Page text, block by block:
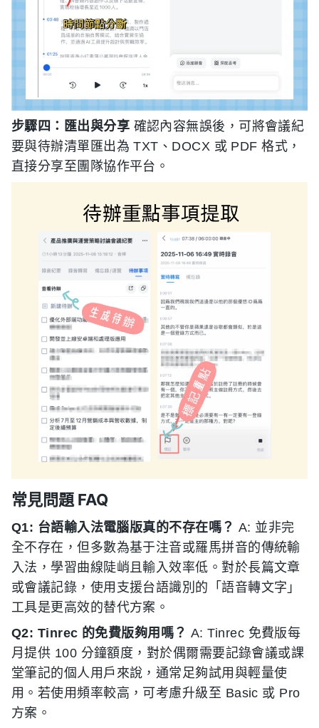
步驟四：匯出與分享 確認內容無誤後，可將會議紀
要與待辦清單匯出為 TXT、DOCX 或 PDF 格式，
直接分享至團隊協作平台。
常見問題 FAQ
Q1: 台語輸入法電腦版真的不存在嗎？ A: 並非完
全不存在，但多數為基于注音或羅馬拼音的傳統輸
入法，學習曲線陡峭且輸入效率低。對於長篇文章
或會議記錄，使用支援台語識別的「語音轉文字」
工具是更高效的替代方案。
Q2: Tinrec 的免費版夠用嗎？ A: Tinrec 免費版每
月提供 100 分鐘額度，對於偶爾需要記錄會議或課
堂筆記的個人用戶來說，通常足夠試用與輕量使
用。若使用頻率較高，可考慮升級至 Basic 或 Pro
方案。